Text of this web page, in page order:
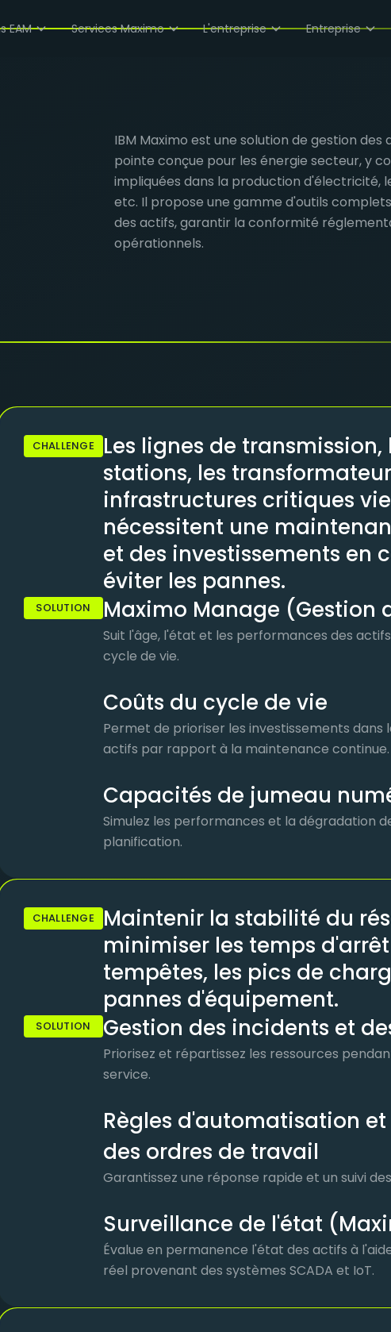
EAM Services Maximo L'entreprise Entreprise
IBM Maximo est une solution de gestion
pointe conçue pour les énergie secteur, y
impliquées dans la production d'électricité,
etc. Il propose une gamme d'outils
des actifs, garantir la conformité
opérationnels.
CHALLENGE
Les lignes de transmission,
stations, les
infrastructures critiques
nécessitent une
et des investissements en
éviter les pannes.
SOLUTION Maximo Manage (Gestion
Suit l'âge, l'état et les performances des
cycle de vie.
Coûts du cycle de vie
Permet de prioriser les investissements
actifs par rapport à la maintenance continue.
Capacités de jumeau
Simulez les performances et la dégradation
planification.
CHALLENGE
Maintenir la stabilité du
minimiser les temps
tempêtes, les pics de
pannes d'équipement.
SOLUTION Gestion des incidents et
Priorisez et répartissez les ressources
service.
Règles d'automatisation
des ordres de travail
Garantissez une réponse rapide et un suivi
Surveillance de l'état
Évalue en permanence l'état des actifs à
réel provenant des systèmes SCADA et IoT.